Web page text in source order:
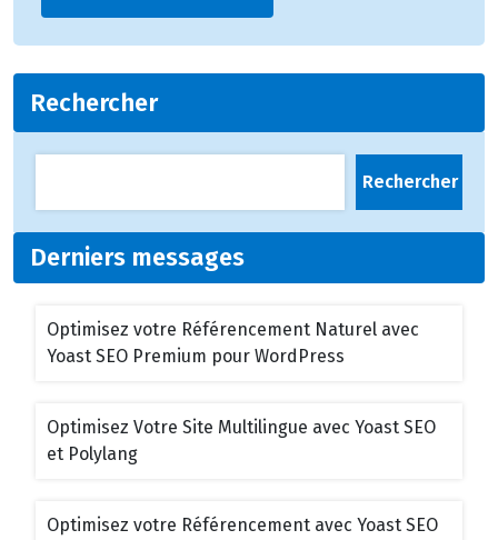
Rechercher
Rechercher
Derniers messages
Optimisez votre Référencement Naturel avec
Yoast SEO Premium pour WordPress
Optimisez Votre Site Multilingue avec Yoast SEO
et Polylang
Optimisez votre Référencement avec Yoast SEO